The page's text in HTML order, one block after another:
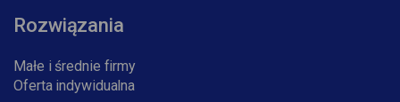
Rozwiązania
Małe i średnie firmy
Oferta indywidualna